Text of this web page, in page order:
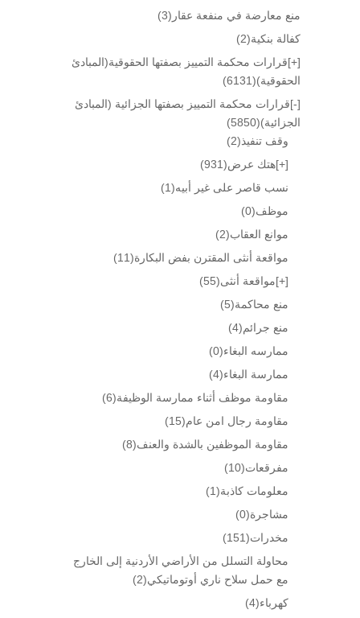
منع معارضة في منفعة عقار (3)
كفالة بنكية(2)
[+]قرارات محكمة التمييز بصفتها الحقوقية(المبادئ
الحقوقية)(6131)
[-]قرارات محكمة التمييز بصفتها الجزائية (المبادئ
الجزائية)(5850)
وقف تنفيذ(2)
[+]هتك عرض(931)
نسب قاصر على غير أبيه(1)
موظف(0)
موانع العقاب(2)
مواقعة أنثى المقترن بفض البكارة(11)
[+]مواقعة أنثى(55)
منع محاكمة(5)
منع جرائم(4)
ممارسه البغاء(0)
ممارسة البغاء(4)
مقاومة موظف أثناء ممارسة الوظيفة(6)
مقاومة رجال امن عام(15)
مقاومة الموظفين بالشدة والعنف(8)
مفرقعات(10)
معلومات كاذبة(1)
مشاجرة(0)
مخدرات(151)
محاولة التسلل من الأراضي الأردنية إلى الخارج
مع حمل سلاح ناري أوتوماتيكي(2)
كهرباء(4)